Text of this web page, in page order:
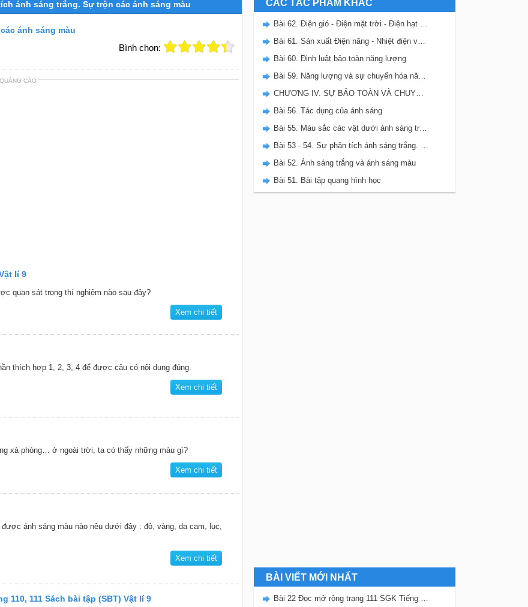
ánh sáng trắng. Sự trộn các ánh sáng màu
ánh sáng màu
Bình chọn:
QUẢNG CÁO
lí 9
quan sát trong thí nghiệm nào sau đây?
Xem chi tiết
thích hợp 1, 2, 3, 4 để được câu có nội dung đúng.
Xem chi tiết
xà phòng… ở ngoài trời, ta có thấy những màu gì?
Xem chi tiết
ánh sáng màu nào nêu dưới đây : đỏ, vàng, da cam, lục,
Xem chi tiết
110, 111 Sách bài tập (SBT) Vật lí 9
CÁC TÁC PHẨM KHÁC
Bài 62. Điện gió - Điện mặt trời - Điện hạt nhân
Bài 61. Sản xuất Điện năng - Nhiệt điện và Thủy điện
Bài 60. Định luật bảo toàn năng lượng
Bài 59. Năng lượng và sự chuyển hóa năng lượng
CHƯƠNG IV. SỰ BẢO TOÀN VÀ CHUYỂN HÓA NĂNG LƯỢNG
Bài 56. Tác dụng của ánh sáng
Bài 55. Màu sắc các vật dưới ánh sáng trắng và dưới ánh sáng màu
Bài 53 - 54. Sự phân tích ánh sáng trắng. Sự trộn các ánh sáng màu
Bài 52. Ánh sáng trắng và ánh sáng màu
Bài 51. Bài tập quang hình học
BÀI VIẾT MỚI NHẤT
Bài 22 Đọc mở rộng trang 111 SGK Tiếng Việt 5 Kết nối tri thức tập 2